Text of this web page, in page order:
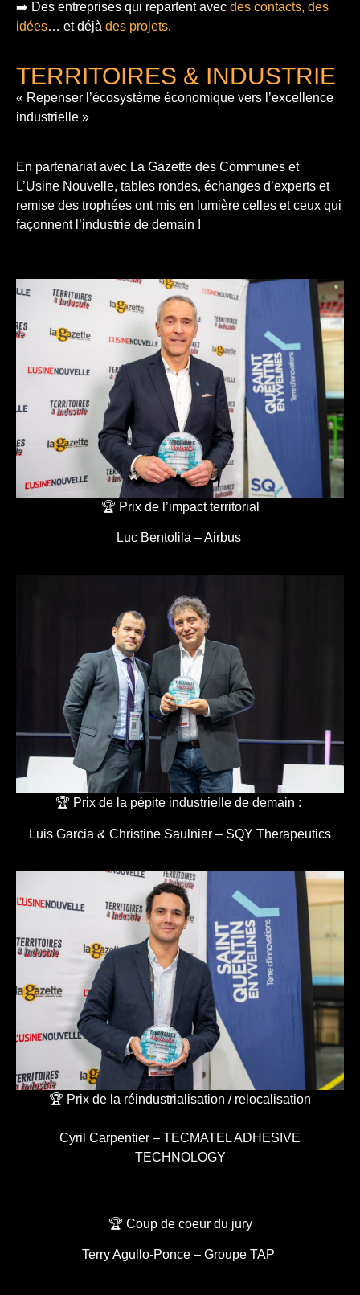
➡️ Des entreprises qui repartent avec des contacts, des
idées… et déjà des projets.
TERRITOIRES & INDUSTRIE
« Repenser l’écosystème économique vers l’excellence
industrielle »
En partenariat avec La Gazette des Communes et
L’Usine Nouvelle, tables rondes, échanges d’experts et
remise des trophées ont mis en lumière celles et ceux qui
façonnent l’industrie de demain !
🏆 Prix de l’impact territorial
Luc Bentolila – Airbus
🏆 Prix de la pépite industrielle de demain :
Luis Garcia & Christine Saulnier – SQY Therapeutics
🏆 Prix de la réindustrialisation / relocalisation
Cyril Carpentier – TECMATEL ADHESIVE
TECHNOLOGY
🏆 Coup de coeur du jury
Terry Agullo-Ponce – Groupe TAP